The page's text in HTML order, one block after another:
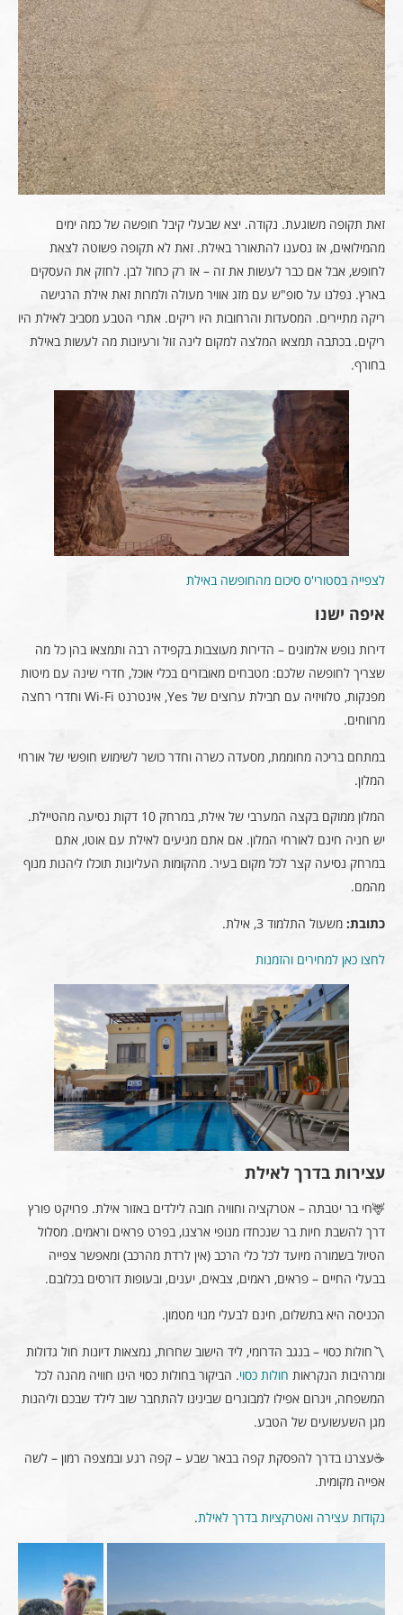
זאת תקופה משוגעת. נקודה. יצא שבעלי קיבל חופשה של כמה ימים
מהמילואים, אז נסענו להתאורר באילת. זאת לא תקופה פשוטה לצאת
לחופש, אבל אם כבר לעשות את זה – אז רק כחול לבן. לחזק את העסקים
בארץ. נפלנו על סופ"ש עם מזג אוויר מעולה ולמרות זאת אילת הרגישה
ריקה מתיירים. המסעדות והרחובות היו ריקים. אתרי הטבע מסביב לאילת היו
ריקים. בכתבה תמצאו המלצה למקום לינה זול ורעיונות מה לעשות באילת
בחורף.
לצפייה בסטורי'ס סיכום מהחופשה באילת
איפה ישנו
דירות נופש אלמוגים – הדירות מעוצבות בקפידה רבה ותמצאו בהן כל מה
שצריך לחופשה שלכם: מטבחים מאובזרים בכלי אוכל, חדרי שינה עם מיטות
מפנקות, טלוויזיה עם חבילת ערוצים של Yes, אינטרנט Wi-Fi וחדרי רחצה
מרווחים.
במתחם בריכה מחוממת, מסעדה כשרה וחדר כושר לשימוש חופשי של אורחי
המלון.
המלון ממוקם בקצה המערבי של אילת, במרחק 10 דקות נסיעה מהטיילת.
יש חניה חינם לאורחי המלון. אם אתם מגיעים לאילת עם אוטו, אתם
במרחק נסיעה קצר לכל מקום בעיר. מהקומות העליונות תוכלו ליהנות מנוף
מהמם.
כתובת: משעול התלמוד 3, אילת.
לחצו כאן למחירים והזמנות
עצירות בדרך לאילת
🦌חי בר יטבתה – אטרקציה וחוויה חובה לילדים באזור אילת. פרויקט פורץ
דרך להשבת חיות בר שנכחדו מנופי ארצנו, בפרט פראים וראמים. מסלול
הטיול בשמורה מיועד לכל כלי הרכב (אין לרדת מהרכב) ומאפשר צפייה
בבעלי החיים – פראים, ראמים, צבאים, יענים, ובעופות דורסים בכלובם.
הכניסה היא בתשלום, חינם לבעלי מנוי מטמון.
〽️חולות כסוי – בנגב הדרומי, ליד הישוב שחרות, נמצאות דיונות חול גדולות
ומרהיבות הנקראות חולות כסוי. הביקור בחולות כסוי הינו חוויה מהנה לכל
המשפחה, ויגרום אפילו למבוגרים שבינינו להתחבר שוב לילד שבכם וליהנות
מגן השעשועים של הטבע.
☕עצרנו בדרך להפסקת קפה בבאר שבע – קפה רגע ובמצפה רמון – לשה
אפייה מקומית.
נקודות עצירה ואטרקציות בדרך לאילת.